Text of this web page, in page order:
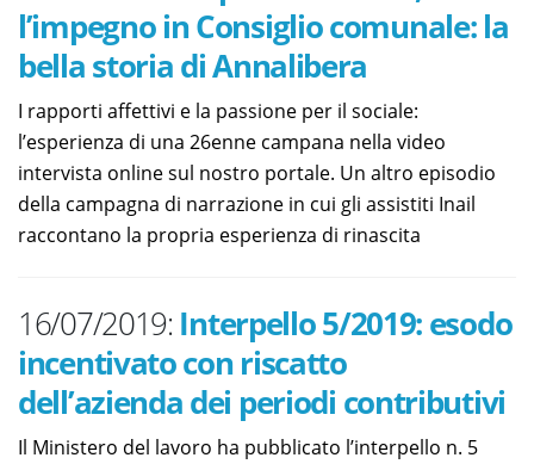
l’impegno in Consiglio comunale: la
bella storia di Annalibera
I rapporti affettivi e la passione per il sociale:
l’esperienza di una 26enne campana nella video
intervista online sul nostro portale. Un altro episodio
della campagna di narrazione in cui gli assistiti Inail
raccontano la propria esperienza di rinascita
16/07/2019: Interpello 5/2019: esodo
incentivato con riscatto
dell’azienda dei periodi contributivi
Il Ministero del lavoro ha pubblicato l’interpello n. 5